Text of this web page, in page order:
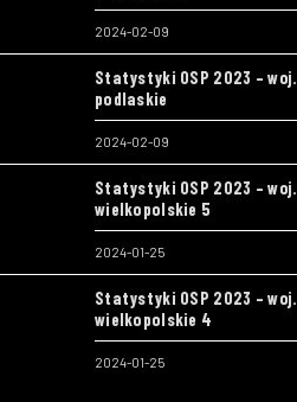
2024-02-09
Statystyki OSP 2023 – woj.
podlaskie
2024-02-09
Statystyki OSP 2023 – woj.
wielkopolskie 5
2024-01-25
Statystyki OSP 2023 – woj.
wielkopolskie 4
2024-01-25